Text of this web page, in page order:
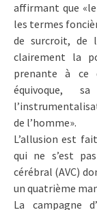
affirmant que
les termes
de surcroit, de
clairement la
prenante à ce
équivoque,
de l’homme».
L’allusion est
qui ne s’est
cérébral (AVC)
un quatrième
La campagne